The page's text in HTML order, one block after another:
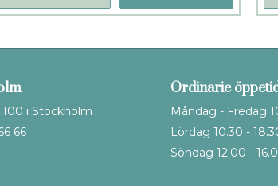
i Stockholm
66
Ordinarie
Måndag - Fredag
Lördag 10.30 -
Söndag 12.00 -